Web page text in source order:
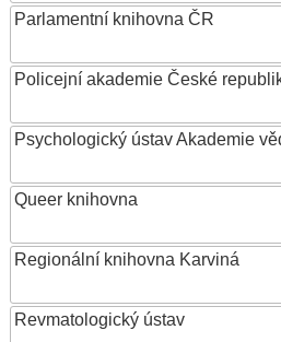
Parlamentní knihovna ČR
Policejní akademie České
Psychologický ústav Akademie
Queer knihovna
Regionální knihovna Karviná
Revmatologický ústav